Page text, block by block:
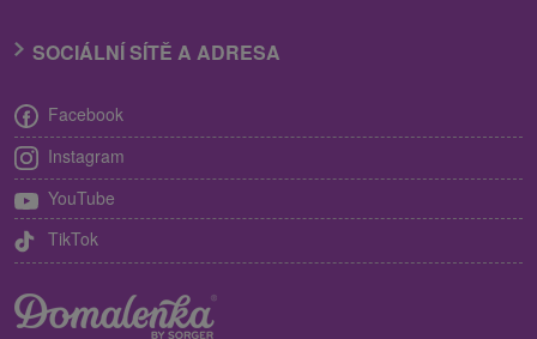
SOCIÁLNÍ SÍTĚ A ADRESA
Facebook
Instagram
YouTube
TikTok